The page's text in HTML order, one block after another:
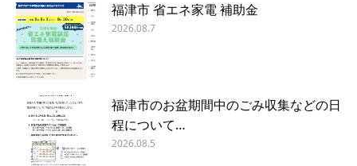
福津市 省エネ家電 補助金
2026.08.7
福津市のお盆期間中のごみ収集などの日
程について…
2026.08.5